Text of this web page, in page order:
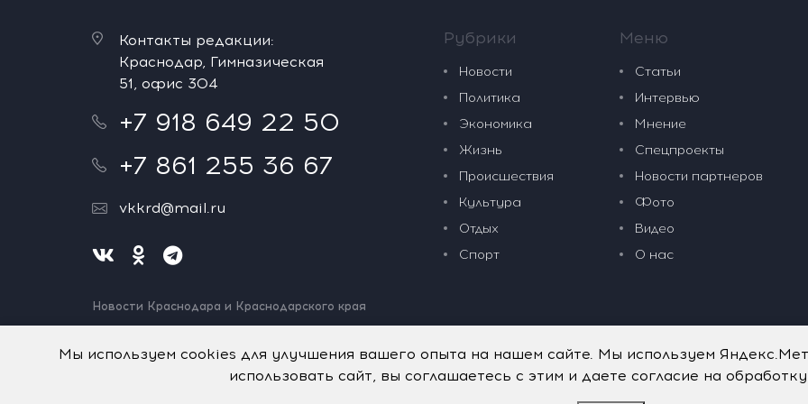
Контакты редакции:
Краснодар, Гимназическая
51, офис 304
+7 918 649 22 50
+7 861 255 36 67
vkkrd@mail.ru
Новости Краснодара и Краснодарского края
Нашли ошибку? Выделите и нажмите Ctrl+Enter.
Рубрики
Новости
Политика
Экономика
Жизнь
Происшествия
Культура
Отдых
Спорт
Меню
Статьи
Интервью
Мнение
Спецпроекты
Новости партнеров
Фото
Видео
О нас
Мы используем cookies для улучшения вашего опыта на нашем сайте. Мы используем
использовать сайт, вы соглашаетесь с этим и даете согласие на